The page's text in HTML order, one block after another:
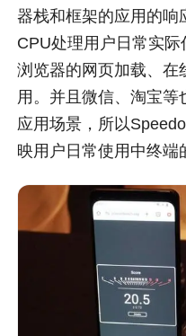
器栈和框架的应用的响
CPU处理用户日常实
浏览器的网页加载、在
用。并且微信、淘宝等
应用场景，所以
映用户日常使用中终端